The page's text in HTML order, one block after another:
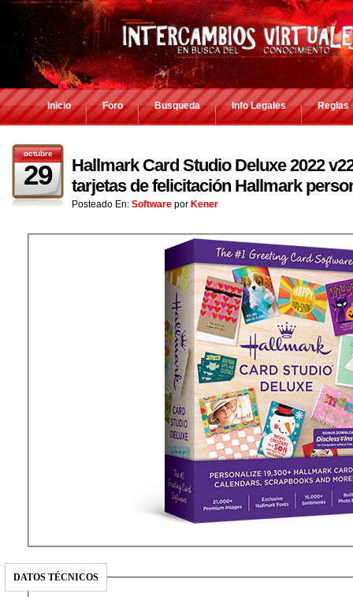
Inicio Foro Busqueda Info Legales Reglas
octubre
29
Hallmark Card Studio Deluxe 2022
tarjetas de felicitación Hallmark
Posteado En: Software por Kener
DATOS TÉCNICOS